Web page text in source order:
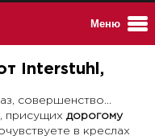
Меню
Interstuhl,
совершенство...
присущих дорогому
в креслах